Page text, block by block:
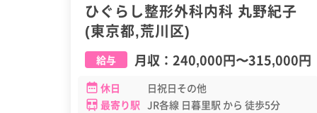
ひぐらし整形外科内科 丸野紀子
(東京都,荒川区)
給与 月収： 240,000円〜315,000円
休日
日祝日その他
最寄り駅 JR各線 日暮里駅 から 徒歩5分